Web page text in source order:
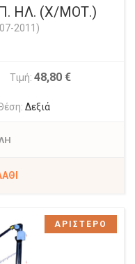
ΗΛ. (Χ/ΜΟΤ.)
2011)
Τιμή: 48,80 €
Δεξιά
ΑΡΙΣΤΕΡΟ